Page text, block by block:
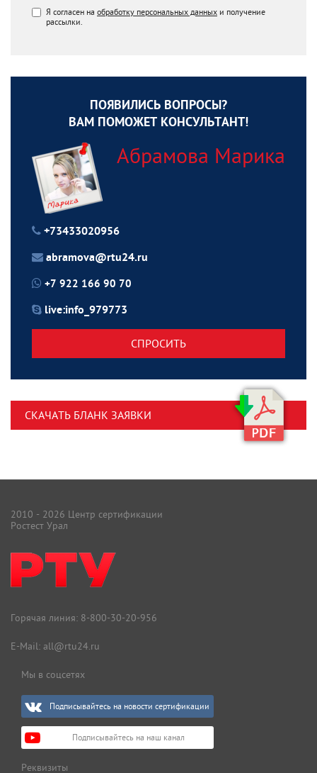
Я согласен на обработку персональных данных и получение
рассылки.
ПОЯВИЛИСЬ ВОПРОСЫ?
ВАМ ПОМОЖЕТ КОНСУЛЬТАНТ!
Абрамова Марика
+73433020956
abramova@rtu24.ru
+7 922 166 90 70
live:info_979773
СПРОСИТЬ
СКАЧАТЬ БЛАНК ЗАЯВКИ
2010 - 2026 Центр сертификации
Ростест Урал
Горячая линия: 8-800-30-20-956
E-Mail: all@rtu24.ru
Мы в соцсетях
Подписывайтесь на новости сертификации
Подписывайтесь на наш канал
Реквизиты